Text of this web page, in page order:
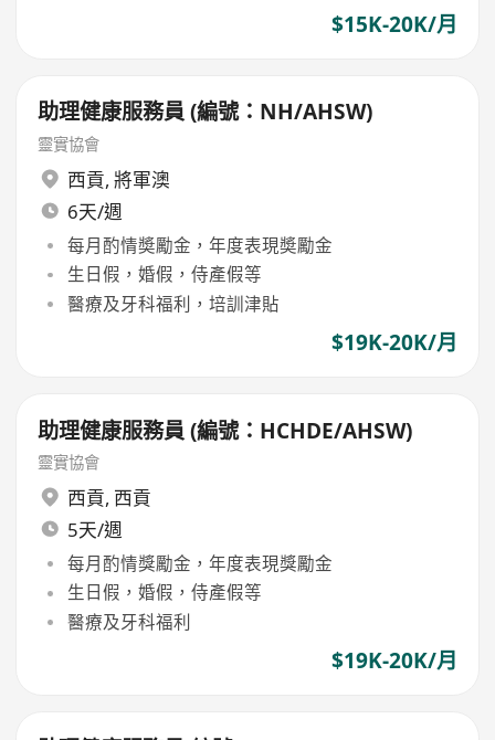
$15K-20K/月
助理健康服務員 (編號：NH/AHSW)
靈實協會
西貢, 將軍澳
6天/週
每月酌情奬勵金，年度表現奬勵金
生日假，婚假，侍產假等
醫療及牙科福利，培訓津貼
$19K-20K/月
助理健康服務員 (編號：HCHDE/AHSW)
靈實協會
西貢, 西貢
5天/週
每月酌情獎勵金，年度表現獎勵金
生日假，婚假，侍產假等
醫療及牙科福利
$19K-20K/月